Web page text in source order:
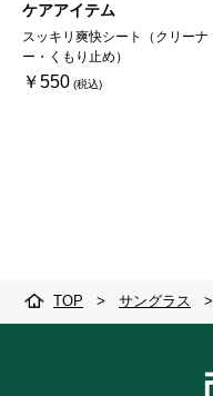
ケアアイテム
スッキリ爽快シート（クリーナ
ー・くもり止め）
￥550
TOP > サングラス >